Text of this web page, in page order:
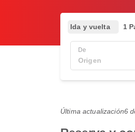
Ida y vuelta 1
De
Última actualización6